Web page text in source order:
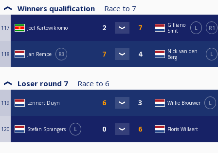
Winners qualification Race to 7
117 Joel Kartowikromo
Gilliano
Smit
L R1
118 Jan Rempe R3
Nick van den
Berg
L
Loser round 7 Race to 6
119 Lennert Duyn Willie Brouwer L
120 Stefan Sprangers L Floris Willaert